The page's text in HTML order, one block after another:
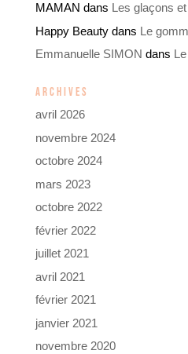
MAMAN dans Les glaçons
Happy Beautydans Le
Emmanuelle SIMON dans
ARCHIVES
avril 2026
novembre 2024
octobre 2024
mars 2023
octobre 2022
février 2022
juillet 2021
avril 2021
février 2021
janvier 2021
novembre 2020